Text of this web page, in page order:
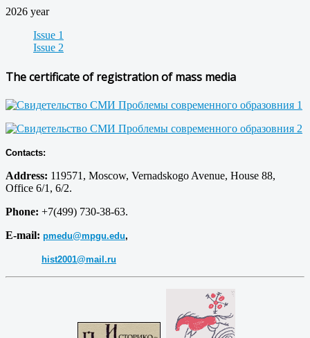
2026 year
Issue 1
Issue 2
The certificate of registration of mass media
Contacts:
Address: 119571, Moscow, Vernadskogo Avenue, House 88,
Office 6/1, 6/2.
Phone: +7(499) 730-38-63.
E-mail: pmedu@mpgu.edu,
hist2001@mail.ru